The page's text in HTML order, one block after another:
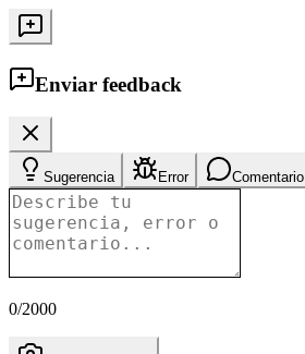
Enviar feedback
Sugerencia Error Comentario
0/2000